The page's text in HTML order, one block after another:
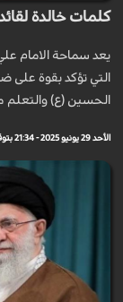
كلمات خالدة
يعد سماحة الامام
التي تؤكد بقوة على
الحسين (ع) والتعلم
الأحد 29 يونيو 2025 - 21:34 بتوقيت مكة